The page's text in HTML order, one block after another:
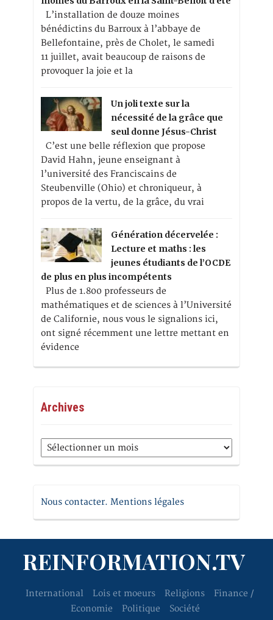
L’installation de douze moines
bénédictins du Barroux à l’abbaye de
Bellefontaine, près de Cholet, le samedi
11 juillet, avait beaucoup de raisons de
provoquer la joie et la
Un joli texte sur la
nécessité de la grâce que
seul donne Jésus-Christ
C’est une belle réflexion que propose
David Hahn, jeune enseignant à
l’université des Franciscains de
Steubenville (Ohio) et chroniqueur, à
propos de la vertu, de la grâce, du vrai
Génération décervelée :
Lecture et maths : les
jeunes étudiants de l’OCDE
de plus en plus incompétents
Plus de 1.800 professeurs de
mathématiques et de sciences à l’Université
de Californie, nous vous le signalions ici,
ont signé récemment une lettre mettant en
évidence
Archives
Archives
Nous contacter. Mentions légales
REINFORMATION.TV
International Lois et moeurs Religions
Finance /
Economie
Politique Société